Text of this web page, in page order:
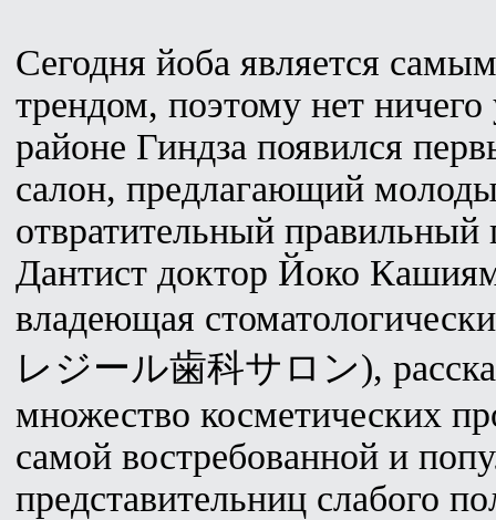
Сегодня йоба является
трендом, поэтому нет
районе Гиндза появился
салон, предлагающий
отвратительный правильный
Дантист доктор Йоко
владеющая
レジール歯科サロン),
множество косметических
самой востребованной и
представительниц слабого